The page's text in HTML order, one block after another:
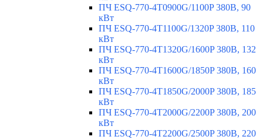
ПЧ ESQ-770-4T0900G/1100P 380В, 90
кВт
ПЧ ESQ-770-4T1100G/1320P 380В, 110
кВт
ПЧ ESQ-770-4T1320G/1600P 380В, 132
кВт
ПЧ ESQ-770-4T1600G/1850P 380В, 160
кВт
ПЧ ESQ-770-4T1850G/2000P 380В, 185
кВт
ПЧ ESQ-770-4T2000G/2200P 380В, 200
кВт
ПЧ ESQ-770-4T2200G/2500P 380В, 220